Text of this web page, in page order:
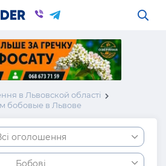
в Львовской області
бобовые в Львове
оголошення
Бобові